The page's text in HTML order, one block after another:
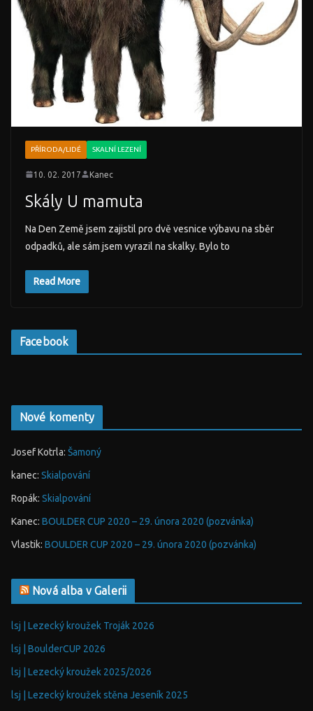
PŘÍRODA/LIDÉ SKALNÍ LEZENÍ
10. 02. 2017 Kanec
Skály U mamuta
Na Den Země jsem zajistil pro dvě vesnice výbavu na sběr
odpadků, ale sám jsem vyrazil na skalky. Bylo to
Read More
Facebook
Nové komenty
Josef Kotrla: Šamoný
kanec: Skialpování
Ropák: Skialpování
Kanec: BOULDER CUP 2020 – 29. února 2020 (pozvánka)
Vlastik: BOULDER CUP 2020 – 29. února 2020 (pozvánka)
Nová alba v Galerii
lsj | Lezecký kroužek Troják 2026
lsj | BoulderCUP 2026
lsj | Lezecký kroužek 2025/2026
lsj | Lezecký kroužek stěna Jeseník 2025